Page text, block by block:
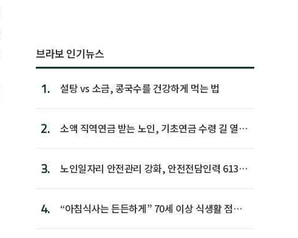
브라보 인기뉴스
1. 설탕 vs 소금, 콩국수를 건강하게 먹는 법
2.
소액 직역연금 받는 노인, 기초연금 수령 길 열린
3.
노인일자리 안전관리 강화, 안전전담인력 613명
4.
“아침식사는 든든하게” 70세 이상 식생활 점수